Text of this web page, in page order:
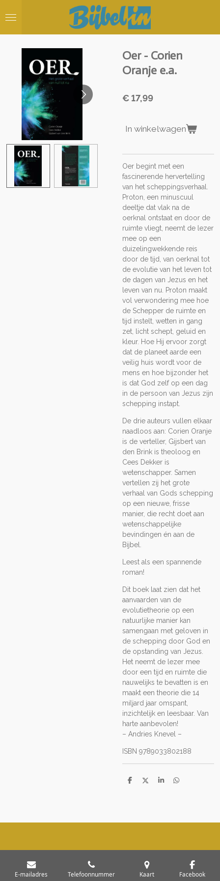
direct
hoofdinhoud
Oer - Corien
Oranje e.a.
€ 17,99
In winkelwagen
Oer begint met een
fascinerende hervertelling
van het scheppingsverhaal.
Proton, een minuscuul
deeltje dat vlak na de
oerknal ontstaat en door de
ruimte vliegt, neemt de lezer
mee op een
duizelingwekkende reis
door de tijd, van oerknal tot
de evolutie van het leven tot
de dagen van Jezus en het
leven van nu. Proton maakt
vol verwondering mee hoe
de Schepper de ruimte en
tijd instelt, wetten in gang
zet, licht schept, geluid en
kleur. Hoe Hij ervoor zorgt
dat de planeet aarde een
veilig huis wordt voor de
mens en hoe bijzonder het
is dat God zelf op een dag
in de persoon van Jezus zijn
schepping instapt.
De drie auteurs vullen elkaar
naadloos aan: Corien Oranje
is de verteller, Gijsbert van
den Brink is theoloog en
Cees Dekker is
wetenschapper. Samen
vertellen zij het grote
verhaal van Gods schepping
op een nieuwe, frisse
manier, die recht doet aan
wetenschappelijke
bevindingen én aan de
Bijbel.
Leest als een spannende
roman!
Dit boek laat zien dat het
aanvaarden van de
evolutietheorie op een
natuurlijke manier kan
samengaan met geloven in
de schepping door God en
de opstanding van Jezus.
Het neemt de lezer mee
door een tijd en ruimte die
nauwelijks te bevatten is en
maakt een theorie die 14
miljard jaar omspant,
inzichtelijk en leesbaar. Van
harte aanbevolen!
– Andries Knevel –
ISBN 9789033802188
D
D
S
D
E-mailadres Telefoonnummer Kaart Facebook